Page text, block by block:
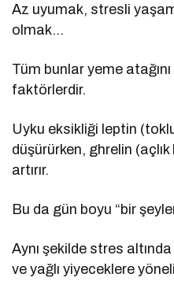
Az uyumak, stresli
olmak…
Tüm bunlar yeme
faktörlerdir.
Uyku eksikliği leptin
düşürürken, ghrelin
artırır.
Bu da gün boyu “bir
Aynı şekilde stres
ve yağlı yiyeceklere